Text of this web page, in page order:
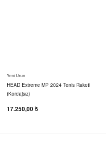
Yeni Ürün
HEAD Extreme MP 2024 Tenis Raketi
(Kordajsız)
17.250,00 ₺